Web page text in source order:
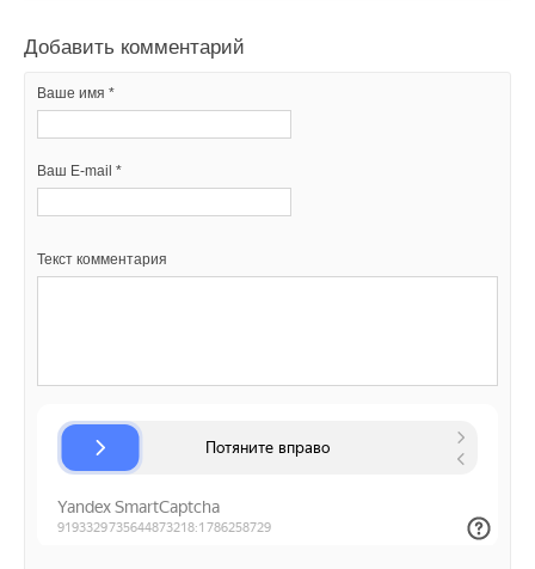
Добавить комментарий
Ваше имя *
Ваш E-mail *
Текст комментария
Комментарии
В этой теме еще нет комментариев
Ваш E-mail *